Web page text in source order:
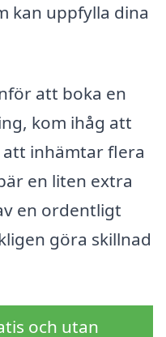
kan uppfylla dina
att boka en
kom ihåg att
inhämtar flera
en liten extra
en ordentligt
göra skillnad
och utan